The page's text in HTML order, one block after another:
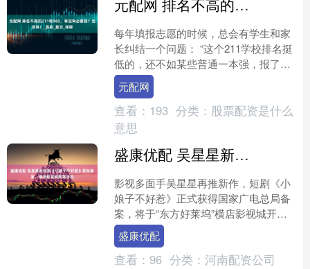
每年填报志愿的时候，总会有学生和家
长纠结一个问题： “这个211学校排名挺
低的，还不如某些普通一本强，报了有
没有意义？” 在“学历通胀”和“名校情
结”的双重影响....
元配网
查看： 193 分类： 股票配资是什么
意思
盛康优配 吴星星新短剧《小娘子不好惹》获批备案，横店影视城即将开机
影视多面手吴星星再推新作，短剧《小
娘子不好惹》正式获得国家广电总局备
案，将于“东方好莱坞”横店影视城开
机。 记者今日从相关部门获悉，由导演
吴星星编剧并执导的短剧....
盛康优配
查看： 96 分类： 河南配资公司